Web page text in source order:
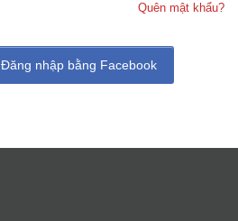
Quên mật khẩu?
Đăng nhập bằng Facebook